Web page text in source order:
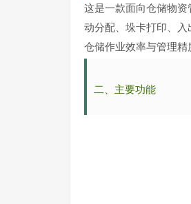
这是一款面向仓储物
动分配、垛卡打印、
仓储作业效率与管理精
二、 主要功能